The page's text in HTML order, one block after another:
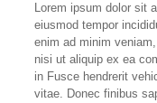
Lorem ipsum dolor sit
eiusmod tempor
enim ad minim
nisi ut aliquip ex ea
in Fusce hendrerit
vitae. Donec finibus